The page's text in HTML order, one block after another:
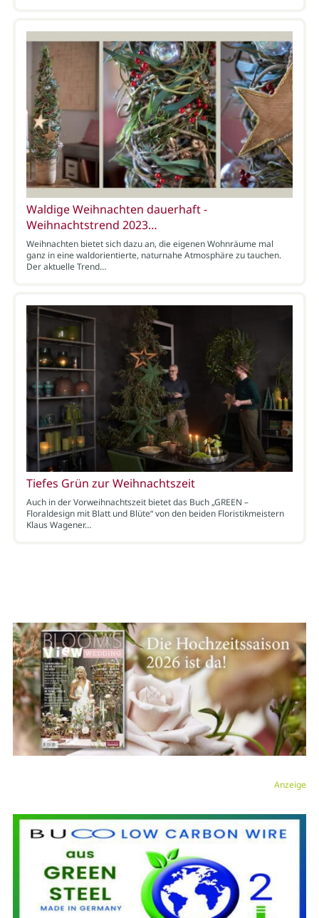
Waldige Weihnachten dauerhaft -
Weihnachtstrend 2023…
Weihnachten bietet sich dazu an, die eigenen Wohnräume mal
ganz in eine waldorientierte, naturnahe Atmosphäre zu tauchen.
Der aktuelle Trend…
Tiefes Grün zur Weihnachtszeit
Auch in der Vorweihnachtszeit bietet das Buch „GREEN –
Floraldesign mit Blatt und Blüte“ von den beiden Floristikmeistern
Klaus Wagener…
Anzeige